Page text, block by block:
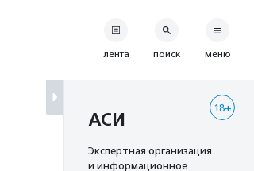
лента поиск меню
18+
АСИ
Экспертная организация
и информационное